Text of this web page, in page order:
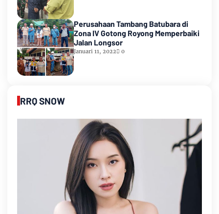
Perusahaan Tambang Batubara di
Zona IV Gotong Royong Memperbaiki
Jalan Longsor
Januari 11, 2022 0
RRQ SNOW